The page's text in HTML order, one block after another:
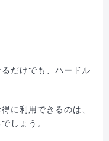
だけでも、ハードル
に利用できるのは、
しょう。